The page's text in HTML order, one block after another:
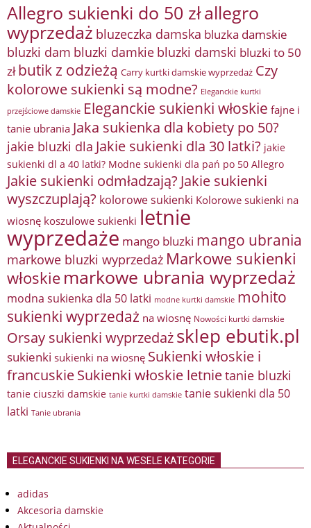
Allegro sukienki do 50 złallegro
wyprzedaż bluzeczka damska bluzka damskie
bluzki dam bluzki damkie bluzki damski bluzki to 50
zł butik z odzieżą Carry kurtki damskie wyprzedaż Czy
kolorowe sukienki są modne? Eleganckie kurtki
przejściowe damskie Eleganckie sukienki włoskie fajne i
tanie ubrania Jaka sukienka dla kobiety po 50?
jakie bluzki dla Jakie sukienki dla 30 latki? jakie
sukienki dl a 40 latki? Modne sukienki dla pań po 50 Allegro
Jakie sukienki odmładzają? Jakie sukienki
wyszczuplają? kolorowe sukienki Kolorowe sukienki na
wiosnę koszulowe sukienki letnie
wyprzedaże mango bluzki mango ubrania
markowe bluzki wyprzedaż Markowe sukienki
włoskie markowe ubrania wyprzedaż
modna sukienka dla 50 latki modne kurtki damskie mohito
sukienki wyprzedaż na wiosnę Nowości kurtki damskie
Orsay sukienki wyprzedażsklep ebutik.pl
sukienki sukienki na wiosnę Sukienki włoskie i
francuskieSukienki włoskie letnietanie bluzki
tanie ciuszki damskie tanie kurtki damskie tanie sukienki dla 50
latki Tanie ubrania
ELEGANCKIE SUKIENKI NA WESELE KATEGORIE
adidas
Akcesoria damskie